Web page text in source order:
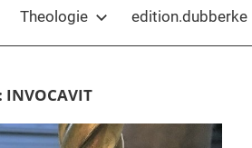
Theologie edition.dubberke
INVOCAVIT